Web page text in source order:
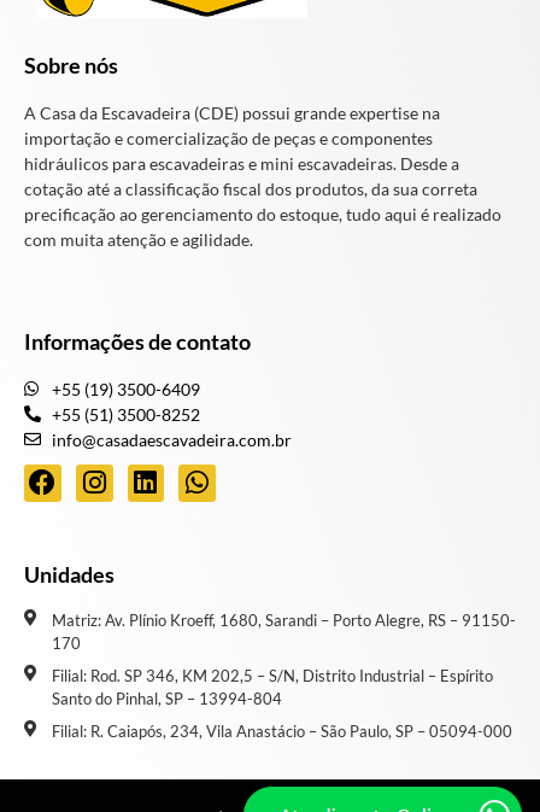
Sobre nós
A Casa da Escavadeira (CDE) possui grande expertise na
importação e comercialização de peças e componentes
hidráulicos para escavadeiras e mini escavadeiras. Desde a
cotação até a classificação fiscal dos produtos, da sua correta
precificação ao gerenciamento do estoque, tudo aqui é realizado
com muita atenção e agilidade.
Informações de contato
+55 (19) 3500-6409
+55 (51) 3500-8252
info@casadaescavadeira.com.br
Unidades
Matriz: Av. Plínio Kroeff, 1680, Sarandi – Porto Alegre, RS – 91150-
170
Filial: Rod. SP 346, KM 202,5 – S/N, Distrito Industrial – Espírito
Santo do Pinhal, SP – 13994-804
Filial: R. Caiapós, 234, Vila Anastácio – São Paulo, SP – 05094-000